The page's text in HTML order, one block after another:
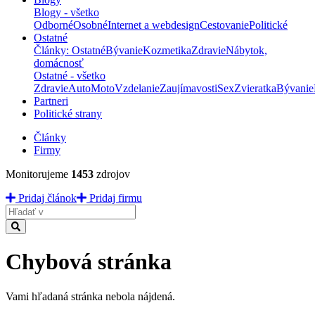
Blogy - všetko
OdbornéOsobnéInternet a webdesignCestovaniePolitické
Ostatné
Články: OstatnéBývanieKozmetikaZdravieNábytok,
domácnosť
Ostatné - všetko
ZdravieAutoMotoVzdelanieZaujímavostiSexZvieratkaBývanie
Partneri
Politické strany
Články
Firmy
Monitorujeme 1453 zdrojov
Pridaj článok
Pridaj firmu
Hladať
Chybová stránka
Vami hľadaná stránka nebola nájdená.